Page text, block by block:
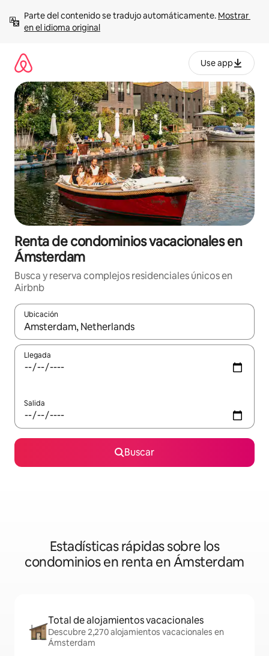
contenido
Parte del contenido se tradujo automáticamente. Mostrar
en el idioma original
Use app
Renta de condominios vacacionales en
Ámsterdam
Busca y reserva complejos residenciales únicos en
Airbnb
Ubicación
Cuando los resultados estén disponibles, podrás navegar
Llegada
Salida
Buscar
Estadísticas rápidas sobre los
condominios en renta en Ámsterdam
Total de alojamientos vacacionales
Descubre 2,270 alojamientos vacacionales en
Ámsterdam